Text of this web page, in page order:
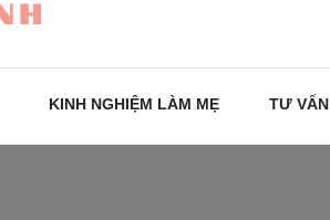
KINH NGHIỆM LÀM MẸ TƯ VẤN